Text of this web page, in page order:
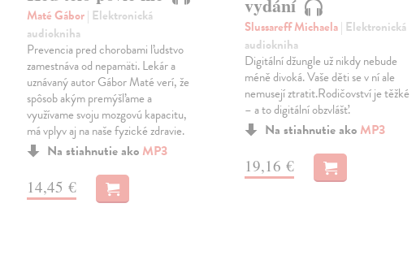
Maté Gábor| Elektronická
audiokniha
Prevencia pred chorobami ľudstvo
zamestnáva od nepamäti. Lekár a
uznávaný autor Gábor Maté verí, že
spôsob akým premýšľame a
využívame svoju mozgovú kapacitu,
má vplyv aj na naše fyzické zdravie.
Na stiahnutie ako MP3
14,45 €
Slussareff Michaela| Elektronická
audiokniha
Digitální džungle už nikdy nebude
méně divoká. Vaše děti se v ní ale
nemusejí ztratit.Rodičovství je těžké
– a to digitální obzvlášť.
Na stiahnutie ako MP3
19,16 €